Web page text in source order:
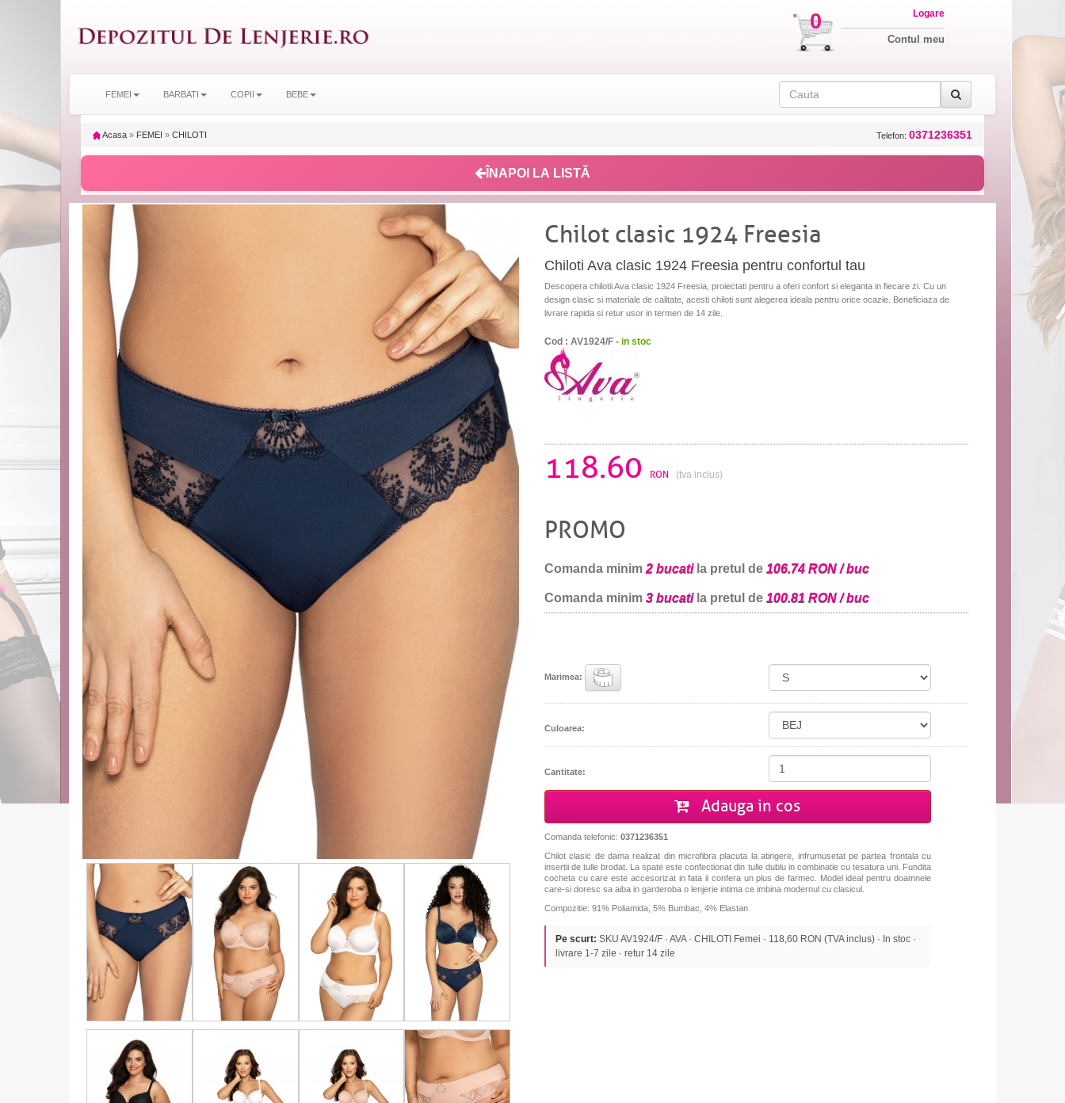
0 Logare
Contul meu
FEMEI BARBATI COPII BEBE
Acasa » FEMEI » CHILOTI Telefon: 0371236351
ÎNAPOI LA LISTĂ
Chilot clasic 1924 Freesia
Chiloti Ava clasic 1924 Freesia pentru confortul tau
Descopera chilotii Ava clasic 1924 Freesia, proiectati pentru a oferi confort si eleganta in fiecare zi. Cu un
design clasic si materiale de calitate, acesti chiloti sunt alegerea ideala pentru orice ocazie. Beneficiaza de
livrare rapida si retur usor in termen de 14 zile.
Cod : AV1924/F - in stoc
118.60 RON (tva inclus)
PROMO
Comanda minim 2 bucatila pretul de 106.74 RON / buc
Comanda minim 3 bucatila pretul de 100.81 RON / buc
Marimea:
Culoarea:
Cantitate:
Adauga in cos
Comanda telefonic: 0371236351
Chilot clasic de dama realizat din microfibra placuta la atingere, infrumusetat pe partea frontala cu
insertii de tulle brodat. La spate este confectionat din tulle dublu in combinatie cu tesatura uni. Fundita
cocheta cu care este accesorizat in fata ii confera un plus de farmec. Model ideal pentru doamnele
care-si doresc sa aiba in garderoba o lenjerie intima ce imbina modernul cu clasicul.
Compozitie: 91% Poliamida, 5% Bumbac, 4% Elastan
Pe scurt: SKU AV1924/F · AVA · CHILOTI Femei · 118,60 RON (TVA inclus) · In stoc ·
livrare 1-7 zile · retur 14 zile